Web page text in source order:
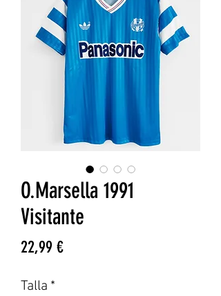
O.Marsella 1991
Visitante
22,99 €Precio
Talla *